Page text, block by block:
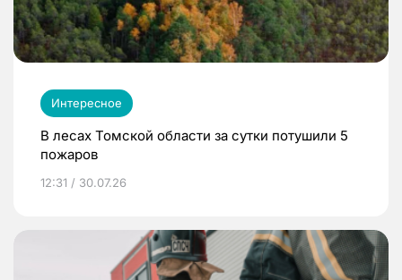
Интересное
В лесах Томской области за сутки потушили 5
пожаров
12:31 / 30.07.26